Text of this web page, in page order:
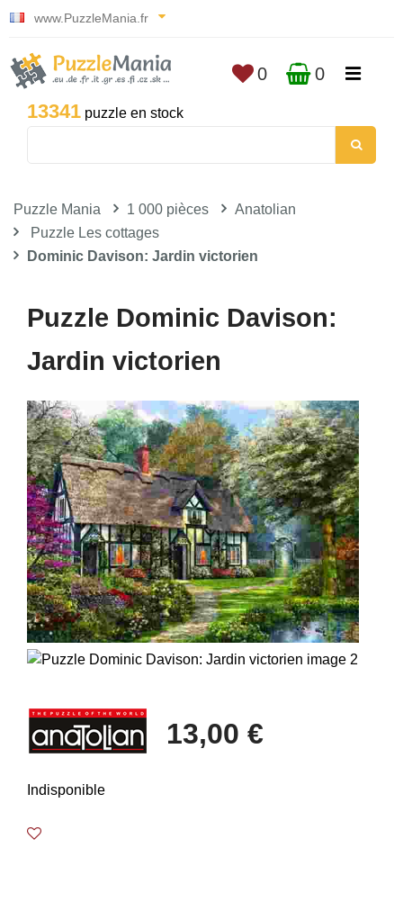
www.PuzzleMania.fr
13341 puzzle en stock
0 0
Puzzle Mania 1 000 pièces
Anatolian
Puzzle Les cottages
Dominic Davison: Jardin victorien
Puzzle Dominic Davison:
Jardin victorien
13,00 €
Indisponible